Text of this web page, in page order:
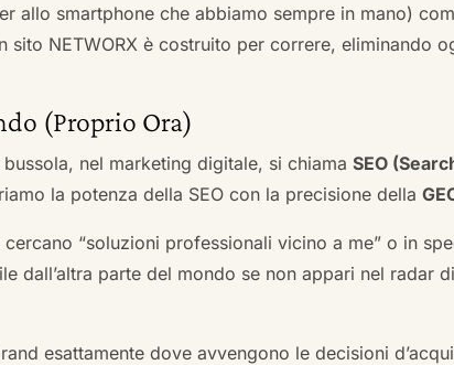
smartphone che abbiamo sempre in mano)
NETWORX è costruito per correre, eliminando
(Proprio Ora)
nel marketing digitale, si chiamaSEO
la potenza della SEO con la precisione della
“soluzioni professionali vicino a me” o in
dall’altra parte del mondo se non appari nel radar
esattamente dove avvengono le decisioni